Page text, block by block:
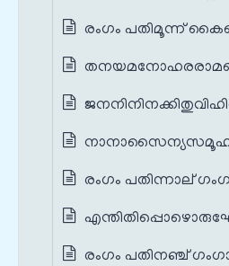
രംഗം പതിമൂന്ന്
രംഗം പതിന്നാല്
രംഗം പതിനഞ്ച്